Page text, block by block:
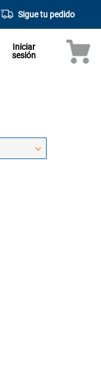
Sigue tu pedido
Iniciar
sesión